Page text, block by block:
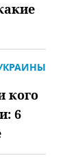
кого
6